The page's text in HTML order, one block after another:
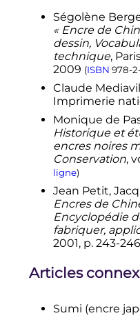
Ségolène
« Encre de
dessin,
technique,
2009 (ISBN 978-
Claude
Imprimerie
Monique de
Historique et
encres noires
Conservation,
ligne)
Jean Petit,
Encres de
Encyclopédie
fabriquer,
2001, p.243-246
Articles
Sumi (encre